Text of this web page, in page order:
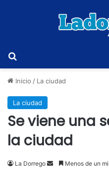
Inicio / La ciudad
La ciudad
Se viene una
la ciudad
La Dorrego
SendMenos de un